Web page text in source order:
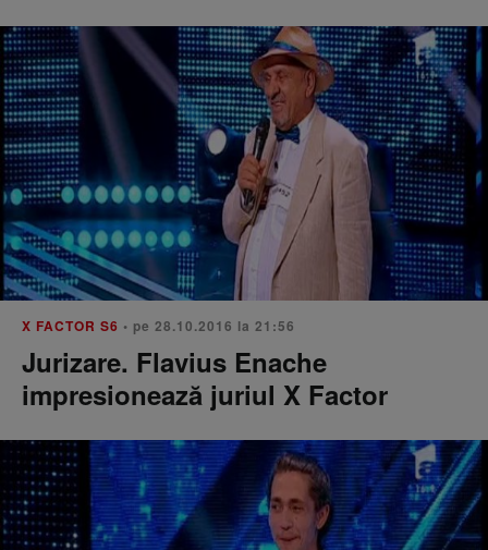
X FACTOR S6 • pe 28.10.2016 la 21:56
Jurizare. Flavius Enache
impresionează juriul X Factor